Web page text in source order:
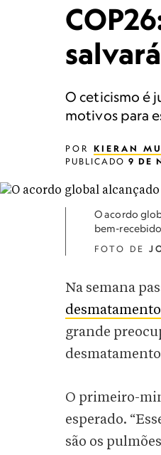
O ceticismo é
motivos para
POR KIERAN
PUBLICADO 9 DE
O acordo
bem-
FOTO DE
Na semana
grande
O primeiro-
esperado.
são os